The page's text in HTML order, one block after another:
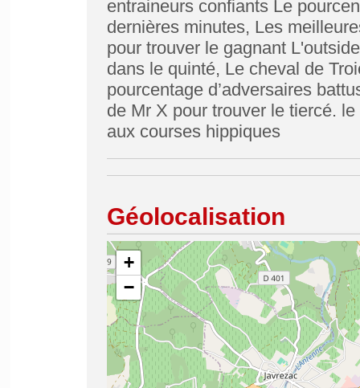
entraineurs confiants Le
dernières minutes, Les
pour trouver le gagnant
dans le quinté, Le cheval de
pourcentage d’adversaires
de Mr X pour trouver le tiercé.
aux courses hippiques
Géolocalisation
+
−